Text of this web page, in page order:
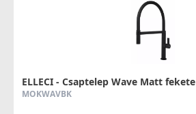
ELLECI - Csaptelep Wave Matt fekete
MOKWAVBK